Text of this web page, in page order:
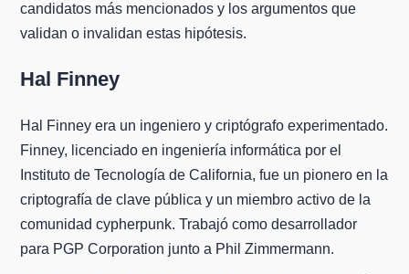
candidatos más mencionados y los argumentos que
validan o invalidan estas hipótesis.
Hal Finney
Hal Finney era un ingeniero y criptógrafo experimentado.
Finney, licenciado en ingeniería informática por el
Instituto de Tecnología de California, fue un pionero en la
criptografía de clave pública y un miembro activo de la
comunidad cypherpunk. Trabajó como desarrollador
para PGP Corporation junto a Phil Zimmermann.